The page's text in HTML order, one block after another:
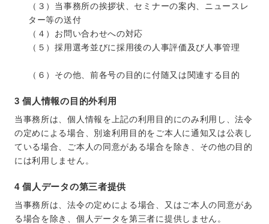
（３）当事務所の挨拶状、セミナーの案内、ニュースレ
ター等の送付
（４）お問い合わせへの対応
（５）採用選考並びに採用後の人事評価及び人事管理
（６）その他、前各号の目的に付随又は関連する目的
3 個人情報の目的外利用
当事務所は、個人情報を上記の利用目的にのみ利用し、法令
の定めによる場合、別途利用目的をご本人に通知又は公表し
ている場合、ご本人の同意がある場合を除き、その他の目的
には利用しません。
4 個人データの第三者提供
当事務所は、法令の定めによる場合、又はご本人の同意があ
る場合を除き、個人データを第三者に提供しません。